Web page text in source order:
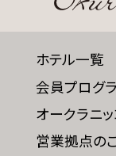
FAQ
SDGs
SDGsへの取
ホテル一覧
会員プログ
オークラニ
営業拠点の